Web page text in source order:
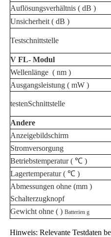
Auflösungsverhältnis ( dB )
Unsicherheit ( dB )
Testschnittstelle
V FL- Modul
Wellenlänge ( nm )
Ausgangsleistung ( mW )
testenSchnittstelle
Andere
Anzeigebildschirm
Stromversorgung
Betriebstemperatur( ℃ )
Lagertemperatur( ℃ )
Abmessungen ohne (mm )
Schalterzugknopf
Gewicht ohne ( ) Batterien g
Hinweis: Relevante Testdaten